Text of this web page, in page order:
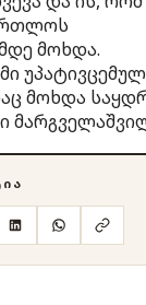
მოხდა.
მოხდა